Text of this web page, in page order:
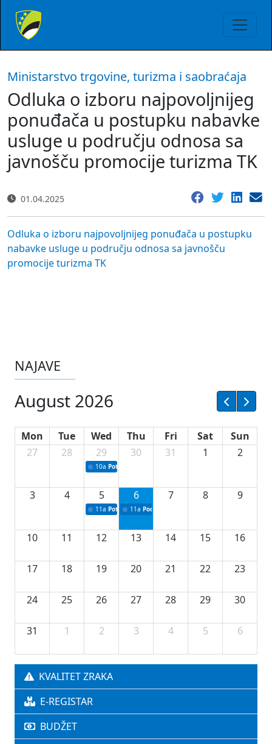
Ministarstvo trgovine, turizma i saobraćaja
Odluka o izboru najpovoljnijeg
ponuđača u postupku nabavke
usluge u području odnosa sa
javnošču promocije turizma TK
01.04.2025
Odluka o izboru najpovoljnijeg ponuđača u postupku
nabavke usluge u području odnosa sa javnošču
promocije turizma TK
NAJAVE
August 2026
Mon Tue Wed Thu Fri Sat
Sun
27
28 29
10a Potpisivanje ugovora sa neprofitnim
30 31 1 2
3 4 5
11a Potpisivanje ugovora o stipendijama za
6
11a Podrška razvoju vodne infrastrukture u
7 8 9
10 11 12 13 14 15 16
17 18 19 20 21 22 23
24 25 26 27 28 29 30
31 1 2 3 4 5 6
KVALITET ZRAKA
E-REGISTAR
BUDŽET